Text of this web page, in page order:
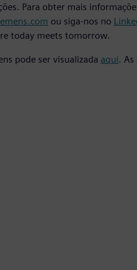
Para obter mais
ou siga-nos no
today meets tomorrow.
pode ser visualizada aqui. As